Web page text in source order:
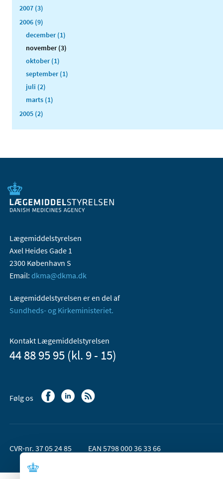
2007 (3)
2006 (9)
december (1)
november (3)
oktober (1)
september (1)
juli (2)
marts (1)
2005 (2)
Lægemiddelstyrelsen
Axel Heides Gade 1
2300 København S
Email: dkma@dkma.dk
Lægemiddelstyrelsen er en del af
Sundheds- og Kirkeministeriet.
Kontakt Lægemiddelstyrelsen
44 88 95 95 (kl. 9 - 15)
Følg os
CVR-nr. 37 05 24 85 EAN 5798 000 36 33 66